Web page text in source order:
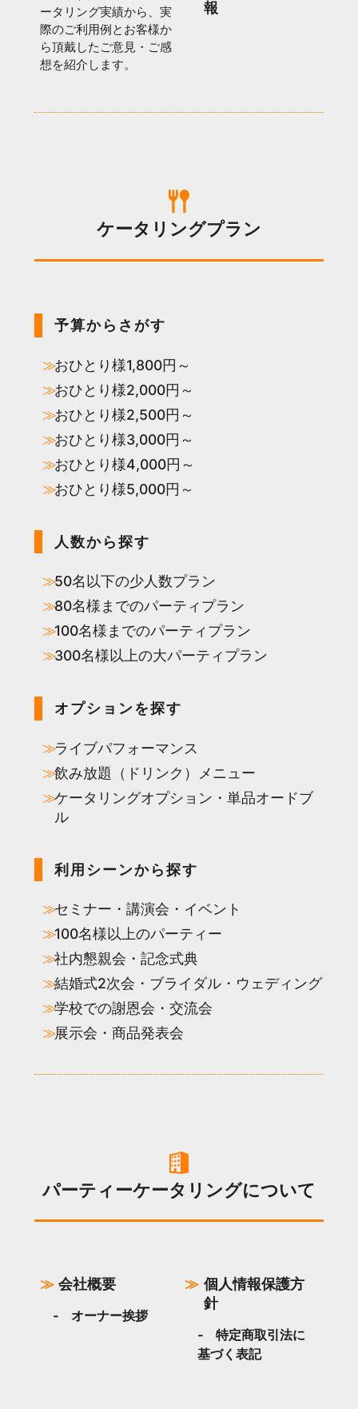
ータリング実績から、実
際のご利用例とお客様か
ら頂戴したご意見・ご感
想を紹介します。
報
ケータリングプラン
予算からさがす
おひとり様1,800円～
おひとり様2,000円～
おひとり様2,500円～
おひとり様3,000円～
おひとり様4,000円～
おひとり様5,000円～
人数から探す
50名以下の少人数プラン
80名様までのパーティプラン
100名様までのパーティプラン
300名様以上の大パーティプラン
オプションを探す
ライブパフォーマンス
飲み放題（ドリンク）メニュー
ケータリングオプション・単品オードブ
ル
利用シーンから探す
セミナー・講演会・イベント
100名様以上のパーティー
社内懇親会・記念式典
結婚式2次会・ブライダル・ウェディング
学校での謝恩会・交流会
展示会・商品発表会
パーティーケータリングについて
会社概要
オーナー挨拶
個人情報保護方
針
特定商取引法に
基づく表記